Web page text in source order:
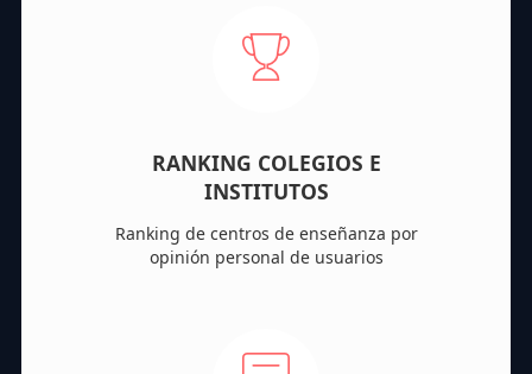
RANKING COLEGIOS E
INSTITUTOS
Ranking de centros de enseñanza por
opinión personal de usuarios